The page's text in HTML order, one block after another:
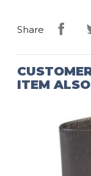
Share
ITEM